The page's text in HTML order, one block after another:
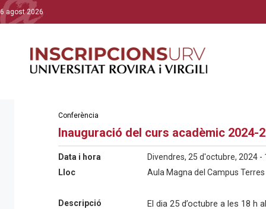
6 agost 2026
Conferència
Inauguració del curs acadèmic 2024-
Data i hora
Divendres, 25 d'octubre, 2024 -
Lloc
Aula Magna del Campus
Descripció
El dia 25 d’octubre a les 18 h